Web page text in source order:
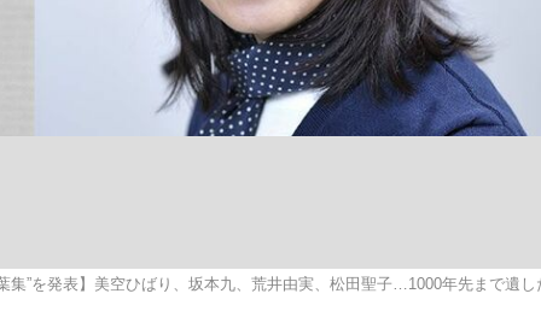
時価総額が一時トヨタ超え... 日本生まれ
集”を発表】美空ひばり、坂本九、荒井由実、松田聖子…1000年先まで遺し